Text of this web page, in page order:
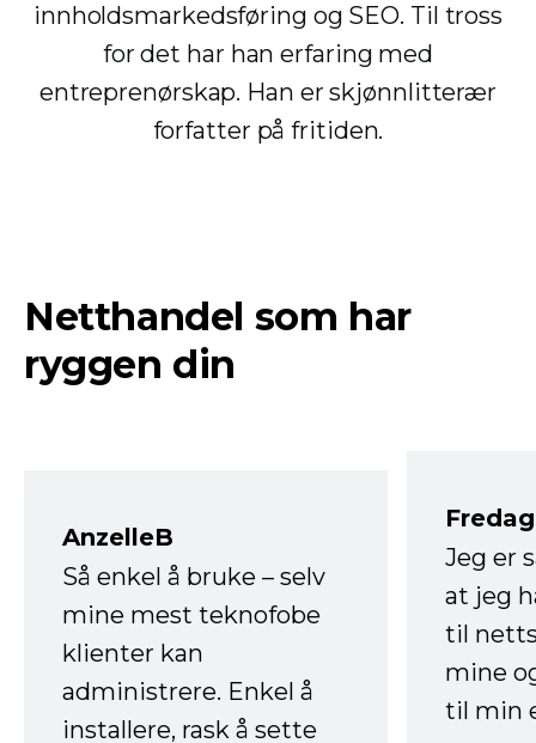
innholdsmarkedsføring og SEO. Til tross
for det har han erfaring med
entreprenørskap. Han er skjønnlitterær
forfatter på fritiden.
Netthandel som har
ryggen din
AnzelleB
Så enkel å bruke – selv
mine mest teknofobe
klienter kan
administrere. Enkel å
installere, rask å sette
Jeg er
at jeg
til
mine
til min